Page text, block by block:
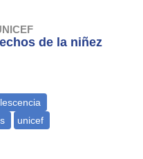
de la niñez